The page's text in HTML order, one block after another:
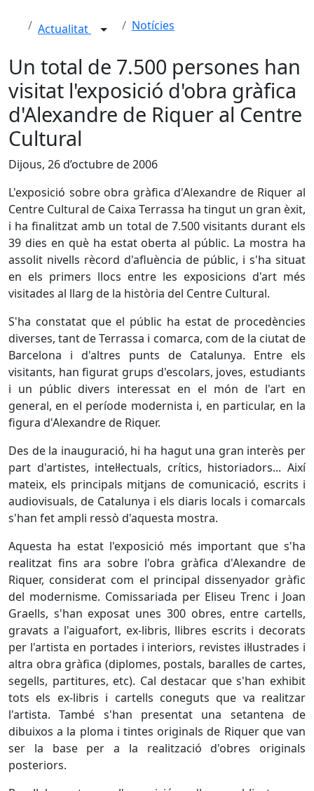
Actualitat Notícies
Un total de 7.500 persones han
visitat l'exposició d'obra gràfica
d'Alexandre de Riquer al Centre
Cultural
Dijous, 26 d’octubre de 2006
L'exposició sobre obra gràfica d'Alexandre de Riquer al
Centre Cultural de Caixa Terrassa ha tingut un gran èxit,
i ha finalitzat amb un total de 7.500 visitants durant els
39 dies en què ha estat oberta al públic. La mostra ha
assolit nivells rècord d'afluència de públic, i s'ha situat
en els primers llocs entre les exposicions d'art més
visitades al llarg de la història del Centre Cultural.
S'ha constatat que el públic ha estat de procedències
diverses, tant de Terrassa i comarca, com de la ciutat de
Barcelona i d'altres punts de Catalunya. Entre els
visitants, han figurat grups d'escolars, joves, estudiants
i un públic divers interessat en el món de l'art en
general, en el període modernista i, en particular, en la
figura d'Alexandre de Riquer.
Des de la inauguració, hi ha hagut una gran interès per
part d'artistes, intel·lectuals, crítics, historiadors... Així
mateix, els principals mitjans de comunicació, escrits i
audiovisuals, de Catalunya i els diaris locals i comarcals
s'han fet ampli ressò d'aquesta mostra.
Aquesta ha estat l'exposició més important que s'ha
realitzat fins ara sobre l'obra gràfica d'Alexandre de
Riquer, considerat com el principal dissenyador gràfic
del modernisme. Comissariada per Eliseu Trenc i Joan
Graells, s'han exposat unes 300 obres, entre cartells,
gravats a l'aiguafort, ex-libris, llibres escrits i decorats
per l'artista en portades i interiors, revistes il·lustrades i
altra obra gràfica (diplomes, postals, baralles de cartes,
segells, partitures, etc). Cal destacar que s'han exhibit
tots els ex-libris i cartells coneguts que va realitzar
l'artista. També s'han presentat una setantena de
dibuixos a la ploma i tintes originals de Riquer que van
ser la base per a la realització d'obres originals
posteriors.